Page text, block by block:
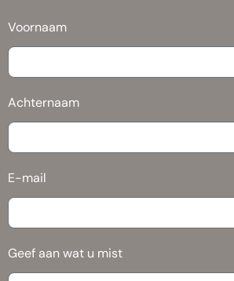
Voornaam
Achternaam
E-mail
Geef aan wat u mist